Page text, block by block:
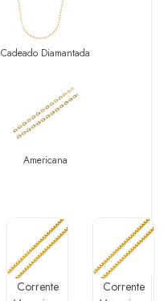
Cadeado Diamantada
Americana
Corrente
Corrente